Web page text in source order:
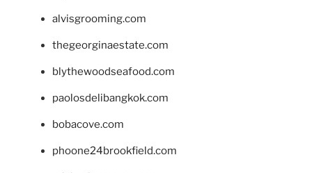
alvisgrooming.com
thegeorginaestate.com
blythewoodseafood.com
paolosdelibangkok.com
bobacove.com
phoone24brookfield.com